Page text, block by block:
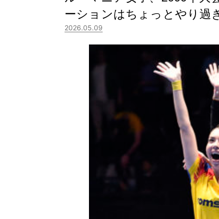
ーションはちょっとやり過
2026.05.09